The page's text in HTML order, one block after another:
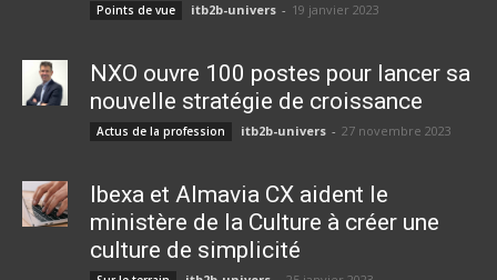
Points de vue itb2b-univers - 19 janvier 2023
NXO ouvre 100 postes pour lancer sa
nouvelle stratégie de croissance
Actus de la profession itb2b-univers - 27 novembre 2023
Ibexa et Almavia CX aident le
ministère de la Culture à créer une
culture de simplicité